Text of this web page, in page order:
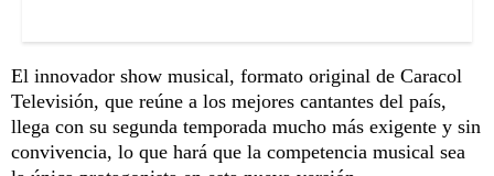
El innovador show musical, formato original de Caracol
Televisión, que reúne a los mejores cantantes del país,
llega con su segunda temporada mucho más exigente y sin
convivencia, lo que hará que la competencia musical sea